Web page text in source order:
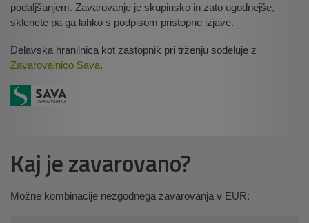
podaljšanjem. Zavarovanje je skupinsko in zato ugodnejše,
sklenete pa ga lahko s podpisom pristopne izjave.
Delavska hranilnica kot zastopnik pri trženju sodeluje z
Zavarovalnico Sava.
Kaj je zavarovano?
Možne kombinacije nezgodnega zavarovanja v EUR: